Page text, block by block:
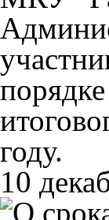
году.
10